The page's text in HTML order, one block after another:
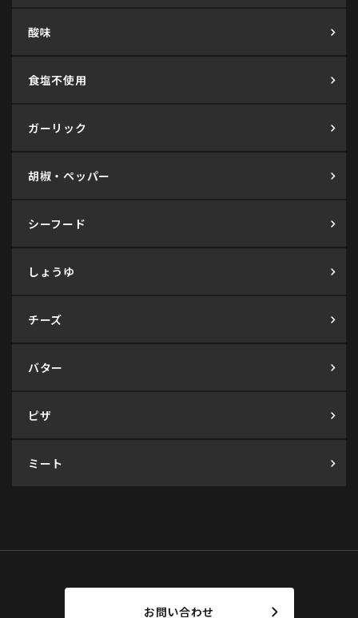
酸味
食塩不使用
ガーリック
胡椒・ペッパー
シーフード
しょうゆ
チーズ
バター
ピザ
ミート
お問い合わせ